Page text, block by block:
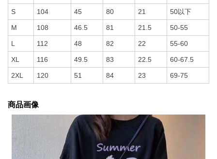
S 104 45 80 21 50以下
M 108 46.5 81 21.5 50-55
L 112 48 82 22 55-60
XL 116 49.5 83 22.5 60-67.5
2XL 120 51 84 23 69-75
商品画像